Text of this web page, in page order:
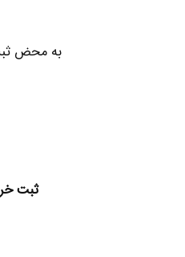
به محض
ثبت